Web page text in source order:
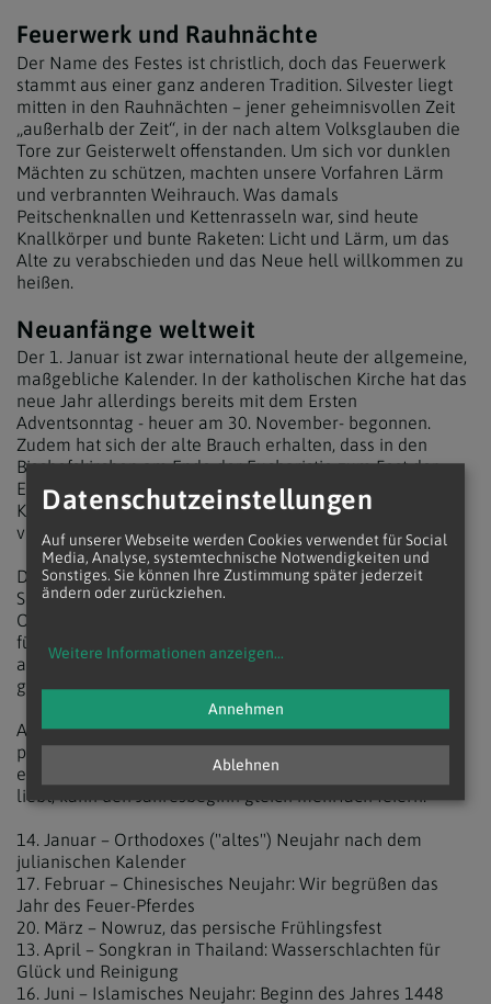
Feuerwerk und Rauhnächte
Der Name des Festes ist christlich, doch das Feuerwerk
stammt aus einer ganz anderen Tradition. Silvester liegt
mitten in den Rauhnächten – jener geheimnisvollen Zeit
„außerhalb der Zeit“, in der nach altem Volksglauben die
Tore zur Geisterwelt offenstanden. Um sich vor dunklen
Mächten zu schützen, machten unsere Vorfahren Lärm
und verbrannten Weihrauch. Was damals
Peitschenknallen und Kettenrasseln war, sind heute
Knallkörper und bunte Raketen: Licht und Lärm, um das
Alte zu verabschieden und das Neue hell willkommen zu
heißen.
Neuanfänge weltweit
Der 1. Januar ist zwar international heute der allgemeine,
maßgebliche Kalender. In der katholischen Kirche hat das
neue Jahr allerdings bereits mit dem Ersten
Adventsonntag - heuer am 30. November- begonnen.
Zudem hat sich der alte Brauch erhalten, dass in den
Bischofskirchen am Ende der Eucharistie zum Fest der
Erscheinung des Herrn (6. Jänner) der liturgische
Kalender, v.a. der Termin des Osterfestes feierlich
verkündet wird.
Die Ostkirchen beginnen das Kirchenjahr mit dem 1.
September. Darüber hinaus hält die Kirche im christlichen
Osten - auch in den unierten - zur Gänze oder wenigstens
für das Osterfest und den damit verbundenen Festtagen
am julianischen Kalender fest, der aktuell 13 Tage vom
gregorianischen abweicht.
Auch andere anderen Kulturen und Religionen führen
parallele Kalenderund feiern dementsprechend u.a. je
eigene Neujahrsfeste. Wer die Magie des Neubeginns
liebt, kann den Jahresbeginn gleich mehrfach feiern:
14. Januar – Orthodoxes ("altes") Neujahr nach dem
julianischen Kalender
17. Februar – Chinesisches Neujahr: Wir begrüßen das
Jahr des Feuer-Pferdes
20. März – Nowruz, das persische Frühlingsfest
13. April – Songkran in Thailand: Wasserschlachten für
Glück und Reinigung
16. Juni – Islamisches Neujahr: Beginn des Jahres 1448
Datenschutzeinstellungen
Auf unserer Webseite werden Cookies verwendet für Social
Media, Analyse, systemtechnische Notwendigkeiten und
Sonstiges. Sie können Ihre Zustimmung später jederzeit
ändern oder zurückziehen.
Weitere Informationen anzeigen...
Ablehnen
Annehmen